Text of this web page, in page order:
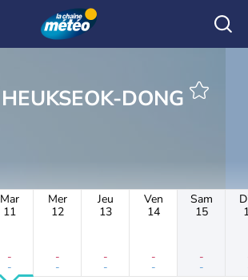
METEO HEUKSEOK-DONG
Mar
11
-
-
Mer
12
-
-
Jeu
13
-
-
Ven
14
-
-
Sam
15
-
-